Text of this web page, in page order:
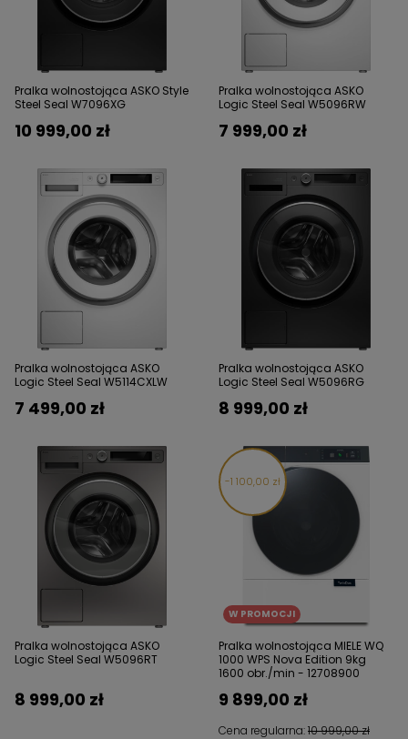
Pralka wolnostojąca ASKO Style
Steel Seal W7096XG
10 999,00 zł
Pralka wolnostojąca ASKO
Logic Steel Seal W5096RW
7 999,00 zł
Pralka wolnostojąca ASKO
Logic Steel Seal W5114CXLW
7 499,00 zł
Pralka wolnostojąca ASKO
Logic Steel Seal W5096RG
8 999,00 zł
Pralka wolnostojąca ASKO
Logic Steel Seal W5096RT
8 999,00 zł
1 100,00 zł
W PROMOCJI
Pralka wolnostojąca MIELE WQ
1000 WPS Nova Edition 9kg
1600 obr./min - 12708900
Cena regularna:10 999,00 zł
9 899,00 zł